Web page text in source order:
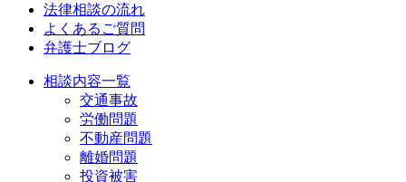
法律相談の流れ
よくあるご質問
弁護士ブログ
相談内容一覧
交通事故
労働問題
不動産問題
離婚問題
投資被害